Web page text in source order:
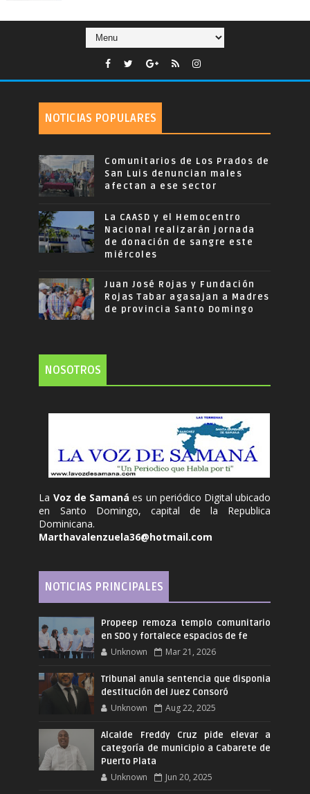
NOTICIAS POPULARES
Comunitarios de Los Prados de
San Luis denuncian males
afectan a ese sector
La CAASD y el Hemocentro
Nacional realizarán jornada
de donación de sangre este
miércoles
Juan José Rojas y Fundación
Rojas Tabar agasajan a Madres
de provincia Santo Domingo
NOSOTROS
La Voz de Samanáes un periódico Digital ubicado
en Santo Domingo, capital de la Republica
Dominicana.
Marthavalenzuela36@hotmail.com
NOTICIAS PRINCIPALES
Propeep remoza templo comunitario
en SDO y fortalece espacios de fe
Unknown Mar 21, 2026
Tribunal anula sentencia que disponia
destitución del Juez Consoró
Unknown Aug 22, 2025
Alcalde Freddy Cruz pide elevar a
categoría de municipio a Cabarete de
Puerto Plata
Unknown Jun 20, 2025